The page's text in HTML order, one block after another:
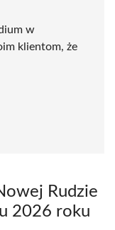
w
klientom, że
Rudzie
2026 roku